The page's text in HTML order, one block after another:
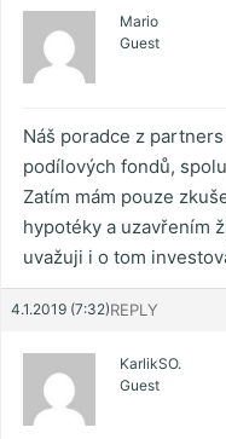
Mario
Guest
Náš poradce z
podílových fondů,
Zatím mám pouze
hypotéky a uzavřením
uvažuji i o tom
4.1.2019 (7:32)REPLY
KarlikSO.
Guest